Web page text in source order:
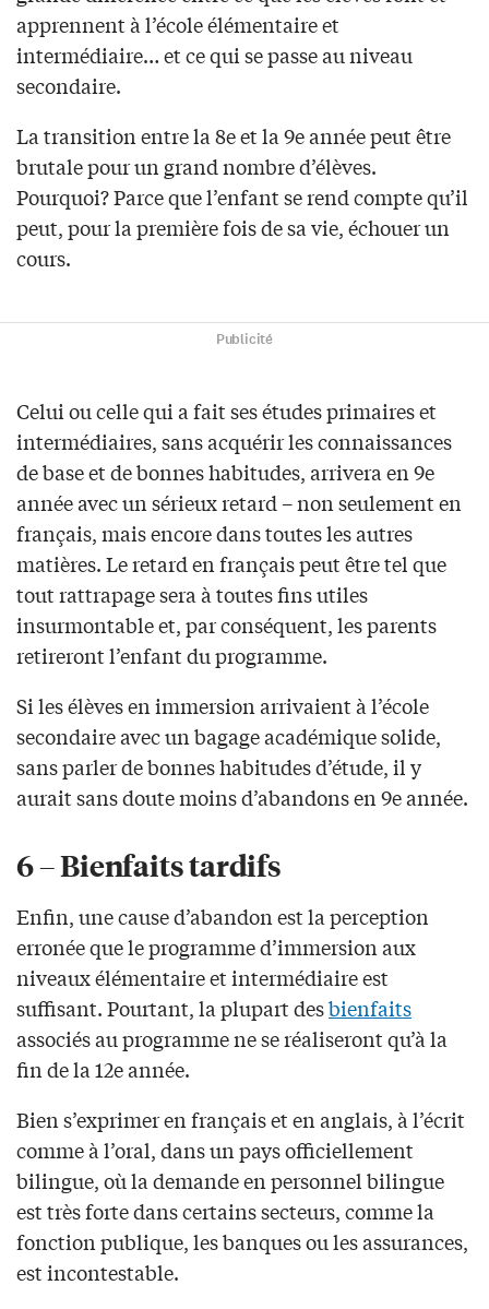
apprennent à l’école élémentaire et
intermédiaire… et ce qui se passe au niveau
secondaire.
La transition entre la 8e et la 9e année peut être
brutale pour un grand nombre d’élèves.
Pourquoi? Parce que l’enfant se rend compte qu’il
peut, pour la première fois de sa vie, échouer un
cours.
Publicité
Celui ou celle qui a fait ses études primaires et
intermédiaires, sans acquérir les connaissances
de base et de bonnes habitudes, arrivera en 9e
année avec un sérieux retard – non seulement en
français, mais encore dans toutes les autres
matières. Le retard en français peut être tel que
tout rattrapage sera à toutes fins utiles
insurmontable et, par conséquent, les parents
retireront l’enfant du programme.
Si les élèves en immersion arrivaient à l’école
secondaire avec un bagage académique solide,
sans parler de bonnes habitudes d’étude, il y
aurait sans doute moins d’abandons en 9e année.
6 – Bienfaits tardifs
Enfin, une cause d’abandon est la perception
erronée que le programme d’immersion aux
niveaux élémentaire et intermédiaire est
suffisant. Pourtant, la plupart desbienfaits
associés au programme ne se réaliseront qu’à la
fin de la 12e année.
Bien s’exprimer en français et en anglais, à l’écrit
comme à l’oral, dans un pays officiellement
bilingue, où la demande en personnel bilingue
est très forte dans certains secteurs, comme la
fonction publique, les banques ou les assurances,
est incontestable.